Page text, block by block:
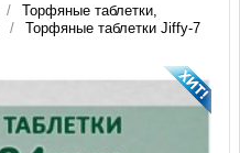
Торфяные таблетки,
Торфяные таблетки Jiffy-7